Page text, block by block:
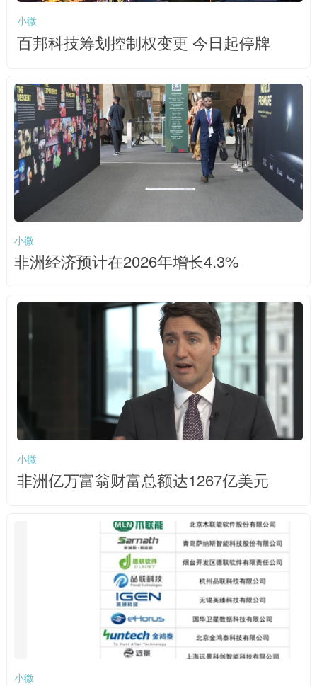
小微
百邦科技筹划控制权变更 今日起停牌
小微
非洲经济预计在2026年增长4.3%
小微
非洲亿万富翁财富总额达1267亿美元
小微